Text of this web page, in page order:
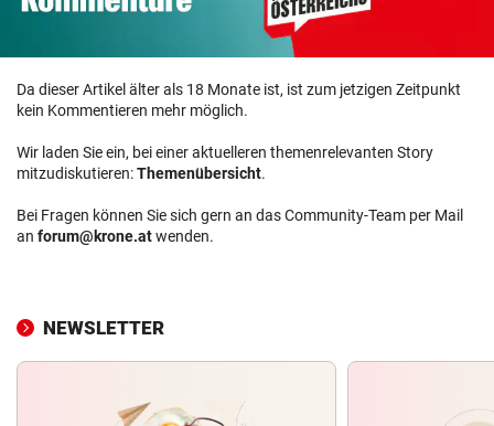
Da dieser Artikel älter als 18 Monate ist, ist zum jetzigen Zeitpunkt
kein Kommentieren mehr möglich.
Wir laden Sie ein, bei einer aktuelleren themenrelevanten Story
mitzudiskutieren:Themenübersicht.
Bei Fragen können Sie sich gern an das Community-Team per Mail
an forum@krone.atwenden.
NEWSLETTER